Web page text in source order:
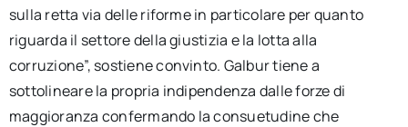
sulla retta via delle riforme in particolare per quanto
riguarda il settore della giustizia e la lotta alla
corruzione”, sostiene convinto. Galbur tiene a
sottolineare la propria indipendenza dalle forze di
maggioranza confermando la consuetudine che